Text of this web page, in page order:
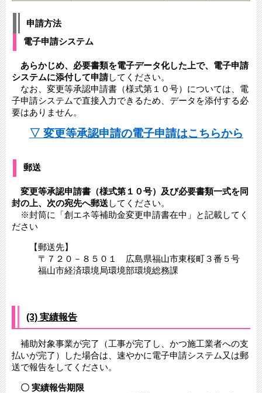
申請方法
電子申請システム​
あらかじめ、必要書類を電子データ化した上で、電子申請
システムに添付して申請してください。
なお、変更等承認申請書（様式第１０号）​については、電
子申請システムで直接入力できるため、データを添付する必
要はありません。
▽ 変更等承認申請の電子申請はこちらから
郵送
変更等承認申請書（様式第１０号）及び必要書類一式を同
封の上、次の宛先へ郵送 してください。
​ ※封筒に「創エネ等補助金変更申請書在中」と記載してく
ださい
【郵送先】
〒７２０－８５０１ 広島県福山市東桜町３番５号
福山市経済環境局環境部環境総務課
(3) 実績報告
補助対象事業が完了（工事が完了し、かつ施工業者への支
払いが完了）した場合は、速やかに電子申請システム又は郵
送で報告をしてください。
〇 実績報告期限